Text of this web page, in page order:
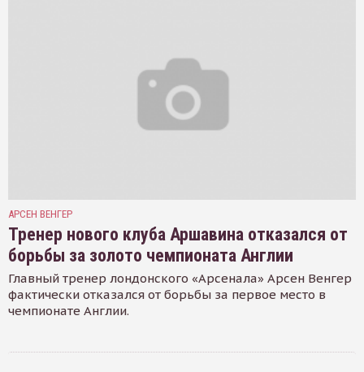
АРСЕН ВЕНГЕР
Тренер нового клуба Аршавина отказался от
борьбы за золото чемпионата Англии
Главный тренер лондонского «Арсенала» Арсен Венгер
фактически отказался от борьбы за первое место в
чемпионате Англии.